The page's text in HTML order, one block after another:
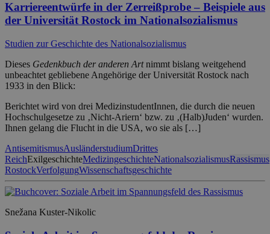
Karriereentwürfe in der Zerreißprobe – Beispiele aus
der Universität Rostock im Nationalsozialismus
Studien zur Geschichte des Nationalsozialismus
Dieses Gedenkbuch der anderen Artnimmt bislang weitgehend
unbeachtet gebliebene Angehörige der Universität Rostock nach
1933 in den Blick:
Berichtet wird von drei MedizinstudentInnen, die durch die neuen
Hochschulgesetze zu ‚Nicht-Ariern‘ bzw. zu ‚(Halb)Juden‘ wurden.
Ihnen gelang die Flucht in die USA, wo sie als […]
AntisemitismusAusländerstudiumDrittes
ReichExilgeschichteMedizingeschichteNationalsozialismusRassismus
RostockVerfolgungWissenschaftsgeschichte
Snežana Kuster-Nikolic